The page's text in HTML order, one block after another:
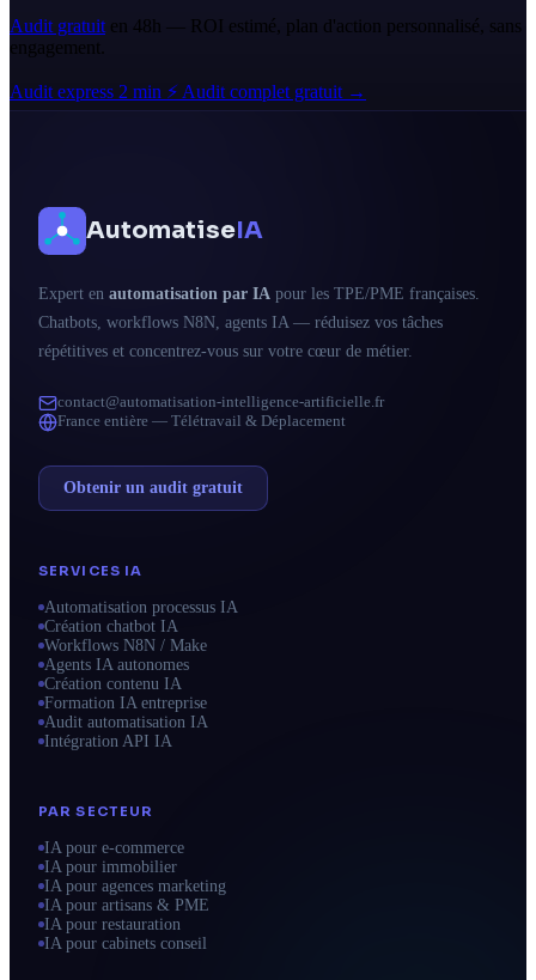
Audit gratuit en 48h — ROI estimé, plan d'action personnalisé, sans
engagement.
Audit express 2 min ⚡ Audit complet gratuit →
AutomatiseIA
Expert en automatisation par IA pour les TPE/PME françaises.
Chatbots, workflows N8N, agents IA — réduisez vos tâches
répétitives et concentrez-vous sur votre cœur de métier.
contact@automatisation-intelligence-artificielle.fr
France entière — Télétravail & Déplacement
Obtenir un audit gratuit
SERVICES IA
Automatisation processus IA
Création chatbot IA
Workflows N8N / Make
Agents IA autonomes
Création contenu IA
Formation IA entreprise
Audit automatisation IA
Intégration API IA
PAR SECTEUR
IA pour e-commerce
IA pour immobilier
IA pour agences marketing
IA pour artisans & PME
IA pour restauration
IA pour cabinets conseil